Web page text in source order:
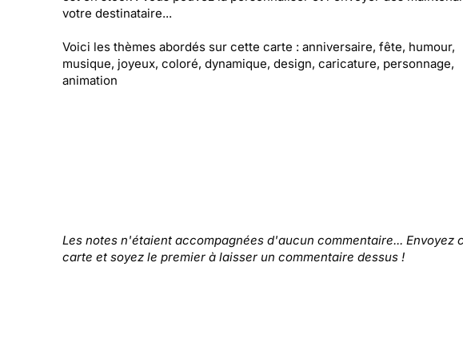
votre destinataire...
Voici les thèmes abordés sur cette carte : anniversaire, fête, humour,
musique, joyeux, coloré, dynamique, design, caricature, personnage,
animation
Les notes n'étaient accompagnées d'aucun commentaire... Envoyez
carte et soyez le premier à laisser un commentaire dessus !